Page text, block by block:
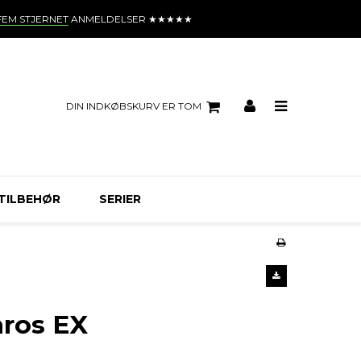
STJERNETANMELDELSER ★★★★★
DIN INDKØBSKURV ER TOM
SERIER
EX